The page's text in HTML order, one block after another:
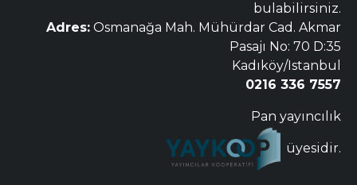
bulabilirsiniz.
Adres: Osmanağa Mah. Mühürdar Cad. Akmar
Pasajı No: 70 D:35
Kadıköy/Istanbul
0216 336 7557
Pan yayıncılık
üyesidir.